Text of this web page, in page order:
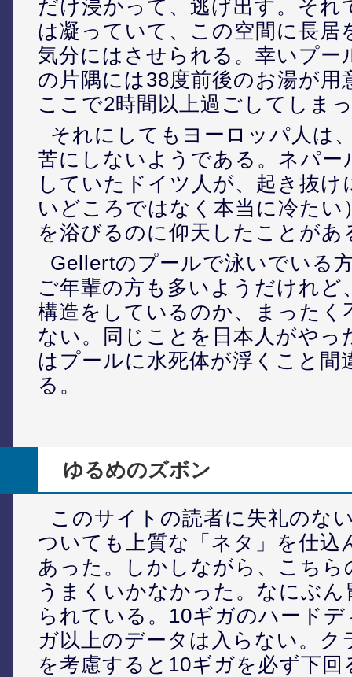
だけ浸かって、逃げ出す。それ
は凝っていて、この空間に長居
気分にはさせられる。幸いプー
の片隅には38度前後のお湯が用
ここで2時間以上過ごしてしま
それにしてもヨーロッパ人は
苦にしないようである。ネパー
していたドイツ人が、起き抜け
いどころではなく本当に冷たい
を浴びるのに仰天したことがあ
Gellertのプールで泳いでいる
ご年輩の方も多いようだけれど
構造をしているのか、まったく
ない。同じことを日本人がやっ
はプールに水死体が浮くこと間
る。
ゆるめのズボン
このサイトの読者に失礼のな
ついても上質な「ネタ」を仕込
あった。しかしながら、こち
うまくいかなかった。なにぶん
られている。10ギガのハード
ガ以上のデータは入らない。ク
を考慮すると10ギガを必ず下